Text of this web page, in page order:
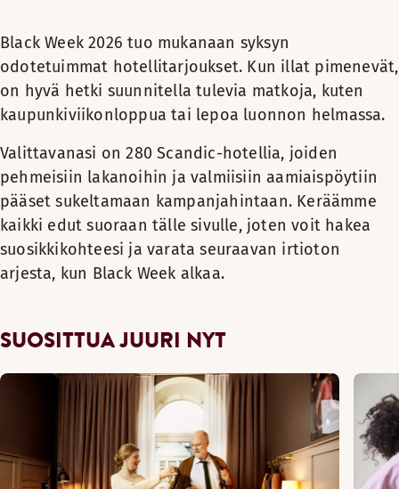
Black Week 2026 tuo mukanaan syksyn
odotetuimmat hotellitarjoukset. Kun illat pimenevät,
on hyvä hetki suunnitella tulevia matkoja, kuten
kaupunkiviikonloppua tai lepoa luonnon helmassa.
Valittavanasi on 280 Scandic-hotellia, joiden
pehmeisiin lakanoihin ja valmiisiin aamiaispöytiin
pääset sukeltamaan kampanjahintaan. Keräämme
kaikki edut suoraan tälle sivulle, joten voit hakea
suosikkikohteesi ja varata seuraavan irtioton
arjesta, kun Black Week alkaa.
SUOSITTUA JUURI NYT